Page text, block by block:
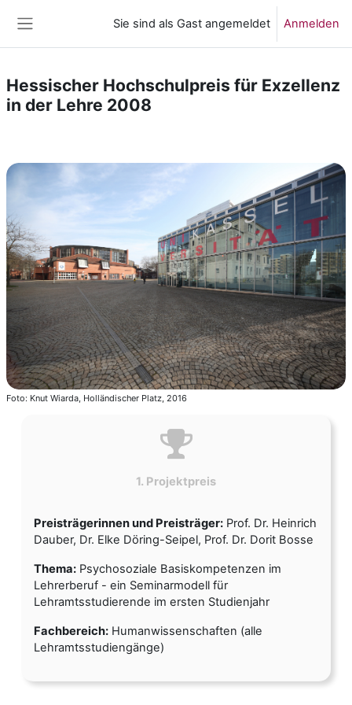
Sie sind als Gast angemeldet Anmelden
Hessischer Hochschulpreis für Exzellenz
in der Lehre 2008
Foto: Knut Wiarda, Holländischer Platz, 2016
1. Projektpreis
Preisträgerinnen und Preisträger: Prof. Dr. Heinrich
Dauber, Dr. Elke Döring-Seipel, Prof. Dr. Dorit Bosse
Thema: Psychosoziale Basiskompetenzen im
Lehrerberuf - ein Seminarmodell für
Lehramtsstudierende im ersten Studienjahr
Fachbereich: Humanwissenschaften (alle
Lehramtsstudiengänge)